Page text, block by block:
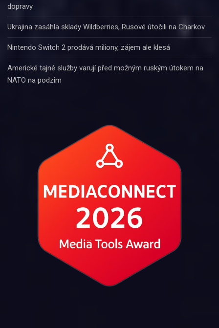
dopravy
Ukrajina zasáhla sklady Wildberries, Rusové útočili na Charkov
Nintendo Switch 2 prodává miliony, zájem ale klesá
Americké tajné služby varují před možným ruským útokem na
NATO na podzim